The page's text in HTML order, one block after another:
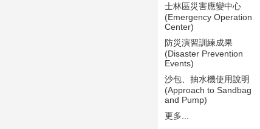
士林區災害應變中心
(Emergency Operation
Center)
防災演習訓練成果
(Disaster Prevention
Events)
沙包、抽水機使用說明
(Approach to Sandbag
and Pump)
更多...